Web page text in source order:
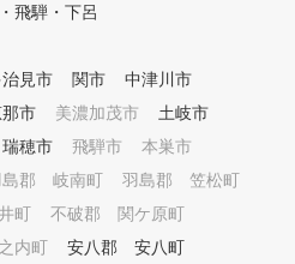
。
ク
ッ
フ
と
自
ン
飛騨・下呂
治見市 関市
中津川市
市 美濃加茂市
土岐市
瑞穂市 飛騨市
本巣市
島郡 岐南町
羽島郡 笠松町
町
不破郡 関ケ原町
内町
安八郡 安八町